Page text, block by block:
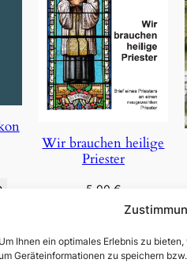
Um Ihnen ein optimales Erlebnis zu
um Geräteinformationen zu speichern
Wir brauchen heilige
Priester
5,90 €